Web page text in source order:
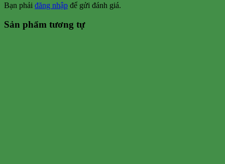
Bạn phải đăng nhập để gửi đánh giá.
Sản phẩm tương tự